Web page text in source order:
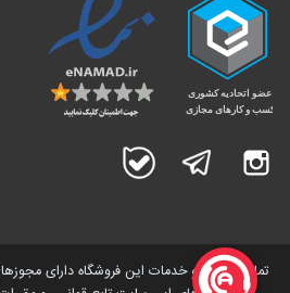
اینستاگرام تلگرام
تمامی کالاها و خدمات این فروشگاه دارای